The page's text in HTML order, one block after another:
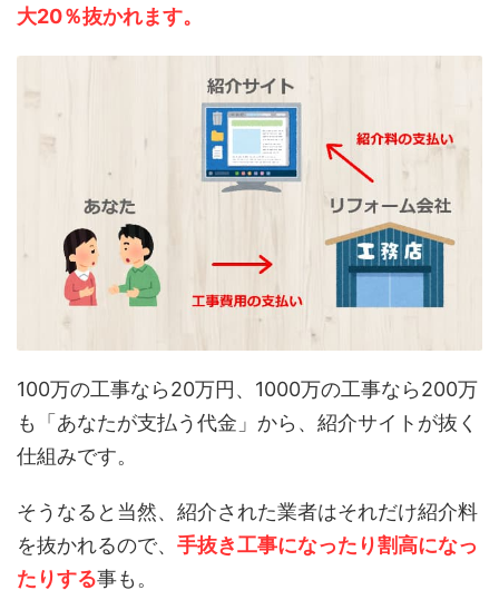
大20％抜かれます。
100万の工事なら20万円、1000万の工事なら200万
も「あなたが支払う代金」から、紹介サイトが抜く
仕組みです。
そうなると当然、紹介された業者はそれだけ紹介料
を抜かれるので、 手抜き工事になったり割高になっ
たりする事も。